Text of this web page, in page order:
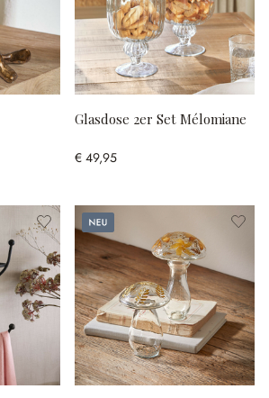
Glasdose 2er Set Mélomiane
€ 49,95
Neu